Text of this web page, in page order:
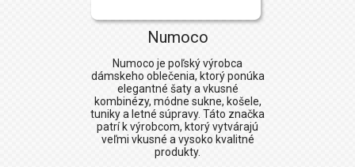
Numoco
Numoco je poľský výrobca
dámskeho oblečenia, ktorý ponúka
elegantné šaty a vkusné
kombinézy, módne sukne, košele,
tuniky a letné súpravy. Táto značka
patrí k výrobcom, ktorý vytvárajú
veľmi vkusné a vysoko kvalitné
produkty.